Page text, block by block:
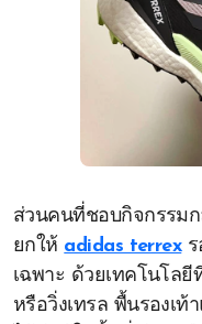
ส่วนคนที่ชอบกิจกรรม
ยกให้ adidas terrexร
เฉพาะ ด้วยเทคโนโลยี
หรือวิ่งเทรล พื้นรองเท้